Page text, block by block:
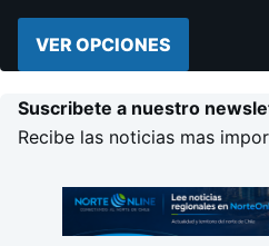
VER OPCIONES
Suscribete a nuestro
Recibe las noticias mas